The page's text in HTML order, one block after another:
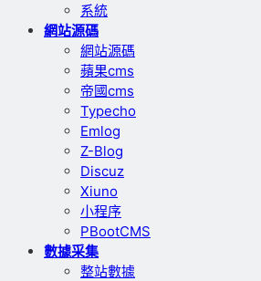
系統
網站源碼
網站源碼
蘋果cms
帝國cms
Typecho
Emlog
Z-Blog
Discuz
Xiuno
小程序
PBootCMS
數據采集
整站數據